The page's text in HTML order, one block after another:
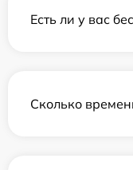
Есть ли у вас
Сколько